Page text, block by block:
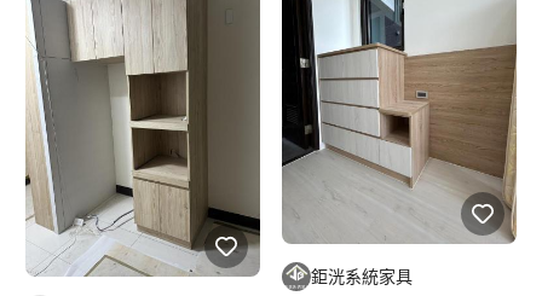
鉅洸系統家具